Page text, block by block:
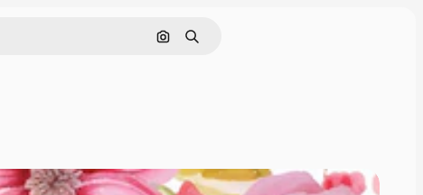
Поиск по изображению
Поиск